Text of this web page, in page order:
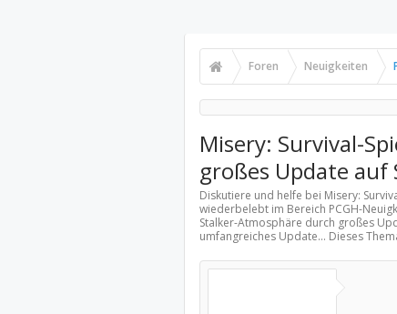
Foren Neuigkeiten
Misery: Survival-
großes Update
Diskutiere und helfe bei Misery:
wiederbelebt im Bereich PCGH-
Stalker-Atmosphäre durch großes
umfangreiches Update... Dieses